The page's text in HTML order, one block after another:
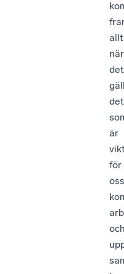
allt
när
det
det
är
för